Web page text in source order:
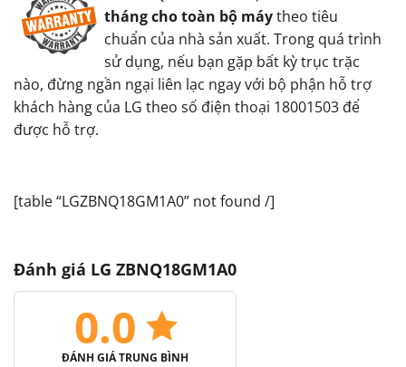
tháng cho toàn bộ máytheo tiêu
chuẩn của nhà sản xuất. Trong quá trình
sử dụng, nếu bạn gặp bất kỳ trục trặc
nào, đừng ngần ngại liên lạc ngay với bộ phận hỗ trợ
khách hàng của LG theo số điện thoại 18001503 để
được hỗ trợ.
[table “LGZBNQ18GM1A0” not found /]
Đánh giá LG ZBNQ18GM1A0
0.0
ĐÁNH GIÁ TRUNG BÌNH